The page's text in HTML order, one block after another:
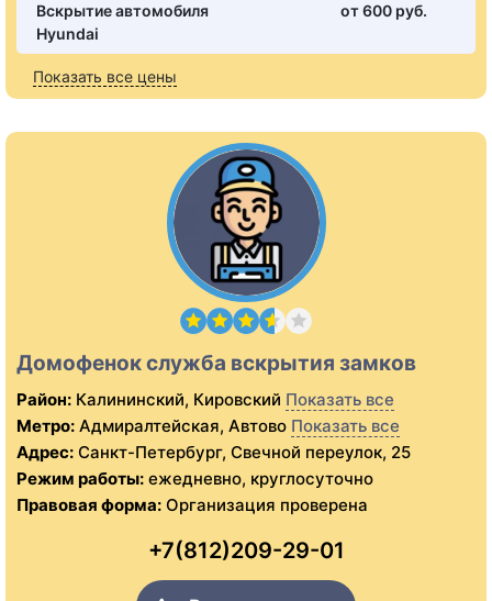
Вскрытие автомобиля
Hyundai
от 600 pуб.
Показать все цены
Домофенок служба вскрытия замков
Район: Калининский, Кировский Показать все
Метро: Адмиралтейская, Автово Показать все
Адрес: Санкт-Петербург, Свечной переулок, 25
Режим работы: ежедневно, круглосуточно
Правовая форма: Организация проверена
+7(812)209-29-01